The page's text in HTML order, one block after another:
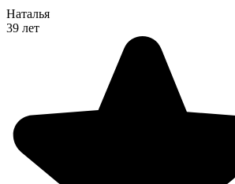
Наталья
39 лет